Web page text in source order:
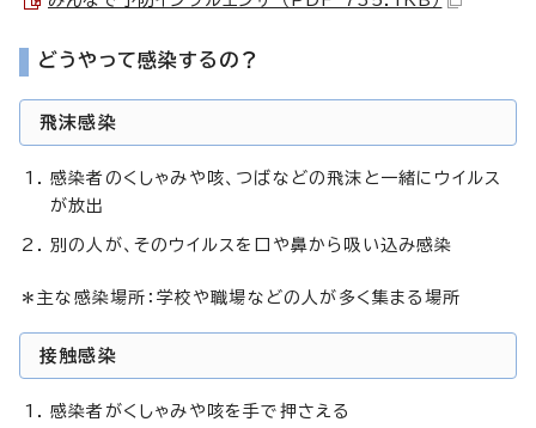
どうやって感染するの？
飛沫感染
感染者のくしゃみや咳、つばなどの飛沫と一緒にウイルス
が放出
別の人が、そのウイルスを口や鼻から吸い込み感染
＊主な感染場所：学校や職場などの人が多く集まる場所
接触感染
感染者がくしゃみや咳を手で押さえる